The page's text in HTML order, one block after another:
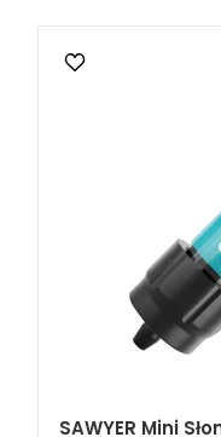
SAWYER Mini